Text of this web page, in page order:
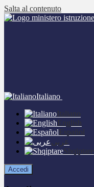
Salta al contenuto
Italiano
Italiano
English
Español
عربى
Shqiptare
Accedi